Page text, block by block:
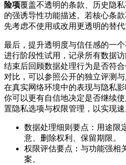
险项覆盖不透明的条款、历史隐
的强诱导性功能描述。若核心条
先考虑不使用或改用更透明的替代
最后，提升透明度与信任感的一
进行阶段性试用，记录所有数据
结束后回顾数据处理行为是否符
对比，可以参照公开的独立评测
在真实网络环境中的表现与隐私
你可以更有自信地决定是否继续
置隐私选项与权限管理，以实现速
数据处理细则要点：用途限
意、删除权利、保留期限。
权限评估要点：与功能强相
案。